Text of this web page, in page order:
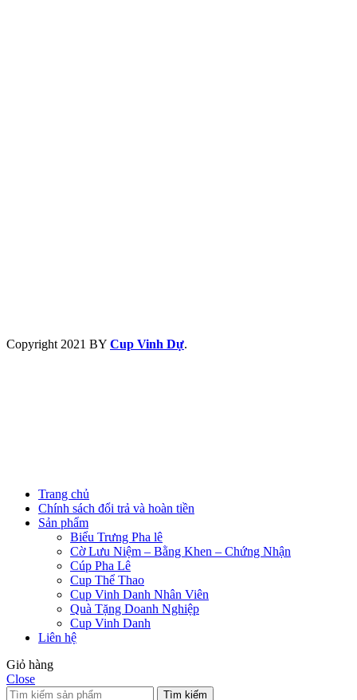
Copyright 2021 BY Cup Vinh Dự.
Trang chủ
Chính sách đổi trả và hoàn tiền
Sản phẩm
Biểu Trưng Pha lê
Cờ Lưu Niệm – Bằng Khen – Chứng Nhận
Cúp Pha Lê
Cup Thể Thao
Cup Vinh Danh Nhân Viên
Quà Tặng Doanh Nghiệp
Cup Vinh Danh
Liên hệ
Giỏ hàng
Close
Tìm kiếm